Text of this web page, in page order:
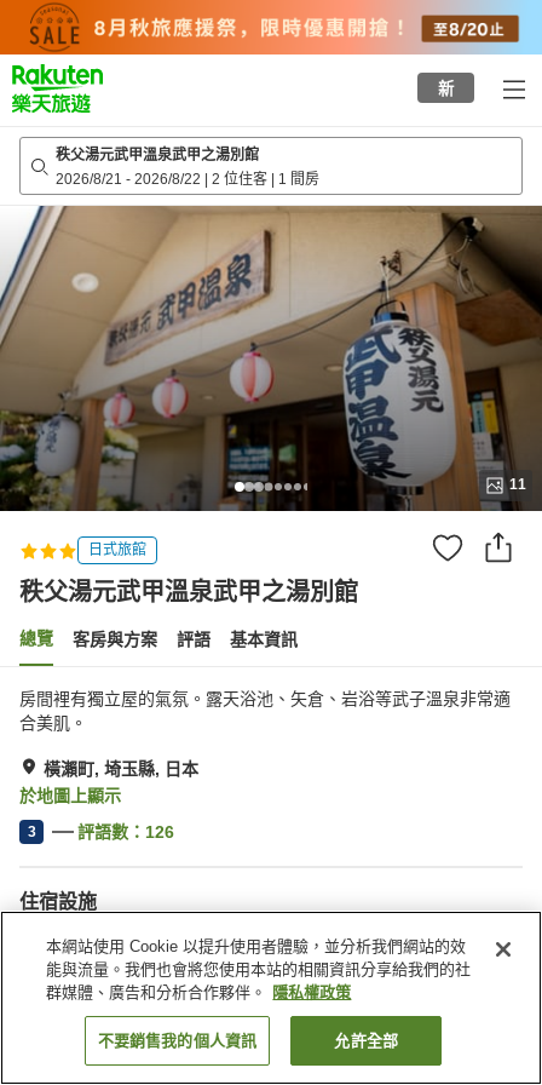
top
page
新
秩父湯元武甲溫泉武甲之湯別館
2026/8/21 - 2026/8/22 | 2 位住客 | 1 間房
11
日式旅館
秩父湯元武甲溫泉武甲之湯別館
總覽 客房與方案 評語 基本資訊
房間裡有獨立屋的氣氛。露天浴池、矢倉、岩浴等武子溫泉非常適
合美肌。
橫瀨町, 埼玉縣, 日本
於地圖上顯示
3 評語數： 126
住宿設施
三溫暖
Spa／美容沙龍
咖啡廳
自動販賣機
找客房
本網站使用 Cookie 以提升使用者體驗，並分析我們網站的效
能與流量。我們也會將您使用本站的相關資訊分享給我們的社
群媒體、廣告和分析合作夥伴。
隱私權政策
不要銷售我的個人資訊 允許全部